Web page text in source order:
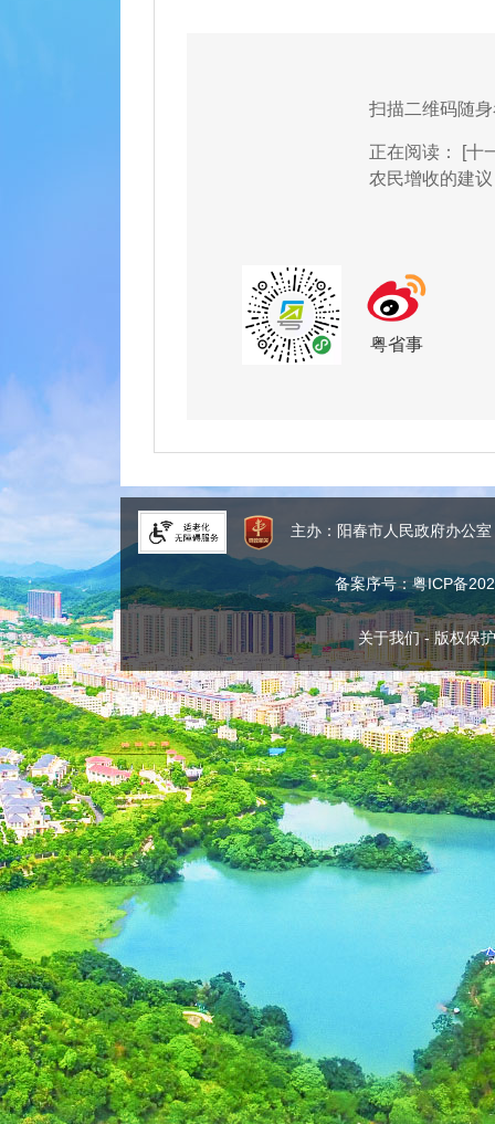
扫描二维码随
正在阅读：
[十
农民增收的建议
粤省事
主办：阳春市人民政府办公室
备案序号：粤ICP备
关于我们-版权保护